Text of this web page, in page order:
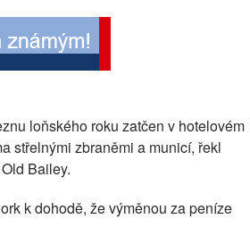
loňského roku zatčen v hotelovém
střelnými zbraněmi a municí, řekl
Bailey.
k dohodě, že výměnou za peníze